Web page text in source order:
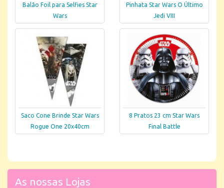
Balão Foil para Selfies Star
Wars
Pinhata Star Wars O Último
Jedi VIII
Saco Cone Brinde Star Wars
Rogue One 20x40cm
8 Pratos 23 cm Star Wars
Final Battle
As nossas Lojas